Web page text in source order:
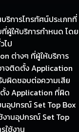
ารโทรทัศน์ประเภทที่
ที่ผู้ให้บริการกำหนด โดย
ไป
ต่างๆ ที่ผู้ให้บริการ
าจติดตั้ง Application
บผิดชอบต่อความเสีย
ง Application ที่ผิด
นอุปกรณ์ Set Top Box
นอุปกรณ์ Set Top
ใช้งาน